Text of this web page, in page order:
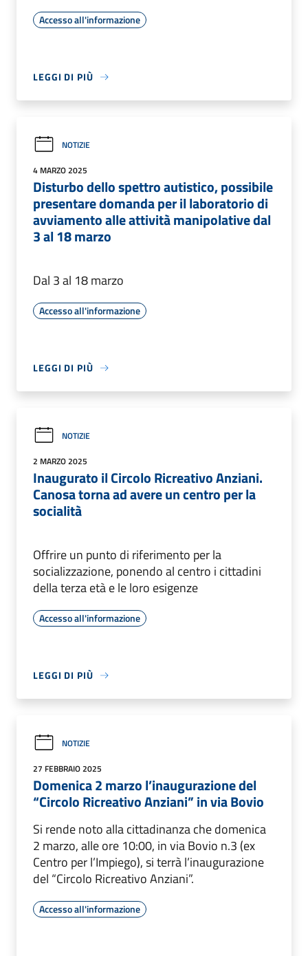
Accesso all'informazione
LEGGI DI PIÙ
NOTIZIE
4 MARZO 2025
Disturbo dello spettro autistico, possibile
presentare domanda per il laboratorio di
avviamento alle attività manipolative dal
3 al 18 marzo
Dal 3 al 18 marzo
Accesso all'informazione
LEGGI DI PIÙ
NOTIZIE
2 MARZO 2025
Inaugurato il Circolo Ricreativo Anziani.
Canosa torna ad avere un centro per la
socialità
Offrire un punto di riferimento per la
socializzazione, ponendo al centro i cittadini
della terza età e le loro esigenze
Accesso all'informazione
LEGGI DI PIÙ
NOTIZIE
27 FEBBRAIO 2025
Domenica 2 marzo l’inaugurazione del
“Circolo Ricreativo Anziani” in via Bovio
Si rende noto alla cittadinanza che domenica
2 marzo, alle ore 10:00, in via Bovio n.3 (ex
Centro per l’Impiego), si terrà l’inaugurazione
del “Circolo Ricreativo Anziani”.
Accesso all'informazione